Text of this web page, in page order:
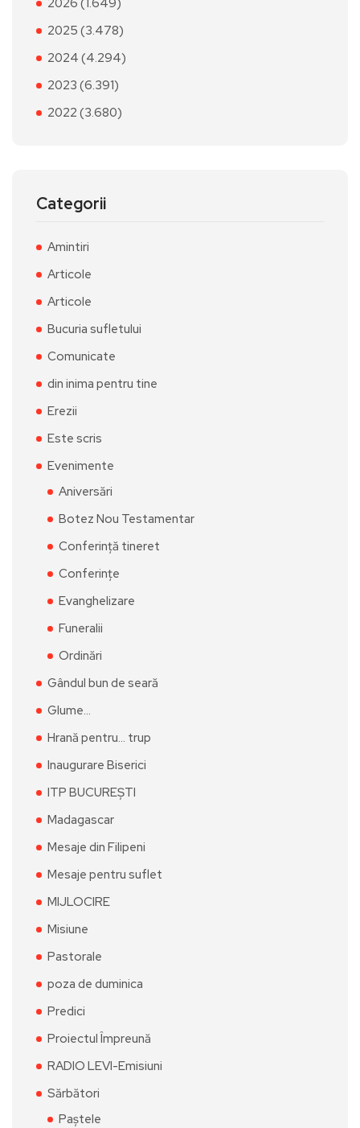
2025 (3.478)
2024 (4.294)
2023 (6.391)
2022 (3.680)
Categorii
Amintiri
Articole
Articole
Bucuria sufletului
Comunicate
din inima pentru tine
Erezii
Este scris
Evenimente
Aniversări
Botez Nou Testamentar
Conferință tineret
Conferințe
Evanghelizare
Funeralii
Ordinări
Gândul bun de seară
Glume…
Hrană pentru… trup
Inaugurare Biserici
ITP BUCUREȘTI
Madagascar
Mesaje din Filipeni
Mesaje pentru suflet
MIJLOCIRE
Misiune
Pastorale
poza de duminica
Predici
Proiectul Împreună
RADIO LEVI-Emisiuni
Sărbători
Paștele